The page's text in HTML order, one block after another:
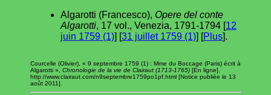
Algarotti (Francesco), Opere del conte
Algarotti, 17 vol., Venezia, 1791-1794 [12
juin 1759 (1)] [31 juillet 1759 (1)] [Plus].
Courcelle (Olivier), « 9 septembre 1759 (1) : Mme du Boccage (Paris) écrit à
Algarotti », Chronologie de la vie de Clairaut (1713-1765) [En ligne],
http://www.clairaut.com/n9septembre1759po1pf.html [Notice publiée le 13
août 2011].